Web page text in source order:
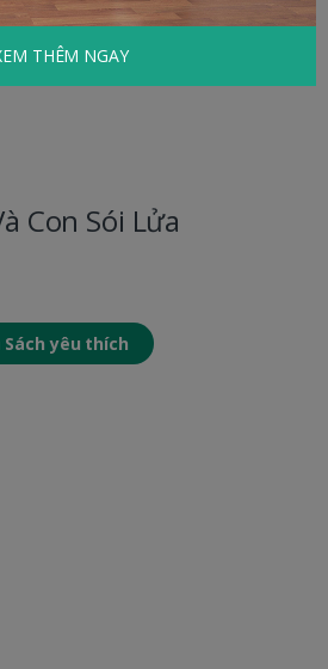
Con Sói Lửa
yêu thích
THÊM NGAY